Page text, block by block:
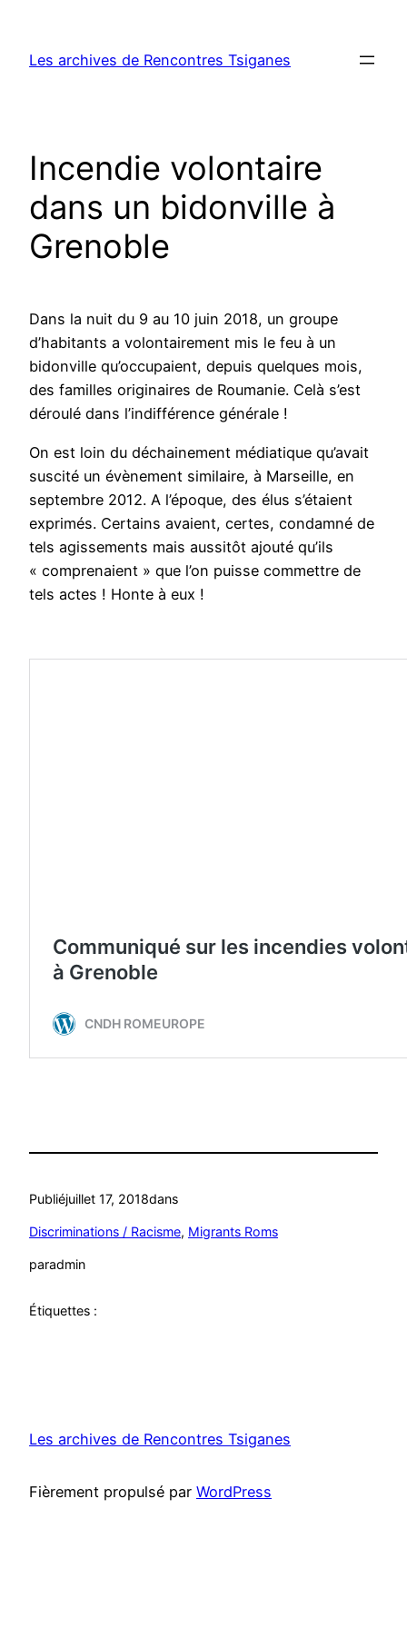
contenu
Les archives de Rencontres Tsiganes
Incendie volontaire
dans un bidonville à
Grenoble
Dans la nuit du 9 au 10 juin 2018, un groupe
d’habitants a volontairement mis le feu à un
bidonville qu’occupaient, depuis quelques mois,
des familles originaires de Roumanie. Celà s’est
déroulé dans l’indifférence générale !
On est loin du déchainement médiatique qu’avait
suscité un évènement similaire, à Marseille, en
septembre 2012. A l’époque, des élus s’étaient
exprimés. Certains avaient, certes, condamné de
tels agissements mais aussitôt ajouté qu’ils
« comprenaient » que l’on puisse commettre de
tels actes ! Honte à eux !
Publiéjuillet 17, 2018dans
Discriminations / Racisme, Migrants Roms
paradmin
Étiquettes :
Les archives de Rencontres Tsiganes
Fièrement propulsé par WordPress